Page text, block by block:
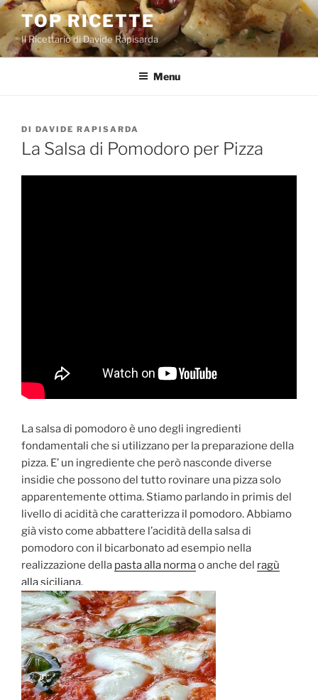
Salta
contenuto
TOP RICETTE
Il Ricettario di Davide Rapisarda
Menu
PUBBLICATO
IL
DI DAVIDE RAPISARDA
La Salsa di Pomodoro per Pizza
La salsa di pomodoro è uno degli ingredienti
fondamentali che si utilizzano per la preparazione della
pizza. E’ un ingrediente che però nasconde diverse
insidie che possono del tutto rovinare una pizza solo
apparentemente ottima. Stiamo parlando in primis del
livello di acidità che caratterizza il pomodoro. Abbiamo
già visto come abbattere l’acidità della salsa di
pomodoro con il bicarbonato ad esempio nella
realizzazione della pasta alla normao anche del ragù
alla siciliana.